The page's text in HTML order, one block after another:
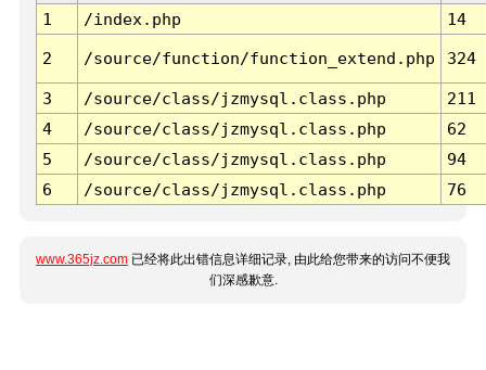
1
/index.php 14
2 /source/function/function_extend.php 324
3 /source/class/jzmysql.class.php
211
4
/source/class/jzmysql.class.php
62
5
/source/class/jzmysql.class.php
94
6
/source/class/jzmysql.class.php 76
www.365jz.com 已经将此出错信息详细记录, 由此给您带来的访问不便我
们深感歉意.